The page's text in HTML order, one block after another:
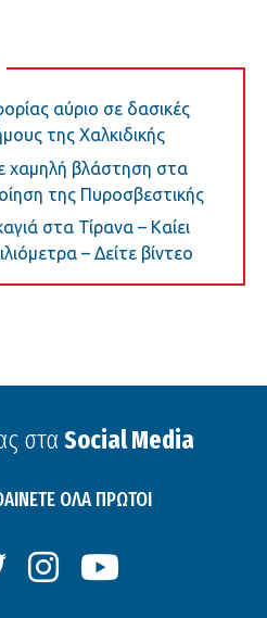
αύριο σε δασικές
της Χαλκιδικής
χαμηλή βλάστηση στα
της Πυροσβεστικής
στα Τίρανα – Καίει
– Δείτε βίντεο
στα Social Media
ΟΛΑ ΠΡΩΤΟΙ